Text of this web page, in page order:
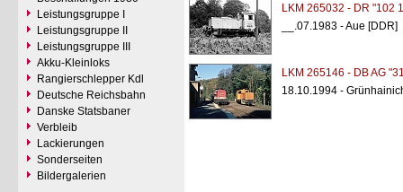
Leistungsgruppe I
Leistungsgruppe II
Leistungsgruppe III
Akku-Kleinloks
Rangierschlepper Kdl
Deutsche Reichsbahn
Danske Statsbaner
Verbleib
Lackierungen
Sonderseiten
Bildergalerien
LKM 265032 - DR "102
__.07.1983 - Aue [DDR]
LKM 265146 - DB AG
18.10.1994 -